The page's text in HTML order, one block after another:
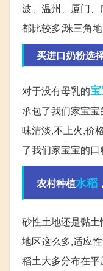
波、温州、厦门
都比较多;珠三角
买进口奶粉选
对于没有母乳的
承包了我们家宝
味清淡,不上火,价
了我们家宝宝的
农村种植水稻
砂性土地还是黏
地区这么多,适应
稻土大多分布在